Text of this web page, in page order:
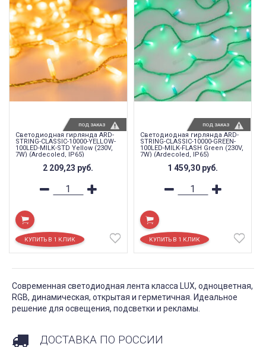
Светодиодная гирлянда ARD-
STRING-CLASSIC-10000-YELLOW-
100LED-MILK-STD Yellow (230V,
7W) (Ardecoled, IP65)
2 209,23 руб.
ПОД ЗАКАЗ
Светодиодная гирлянда ARD-
STRING-CLASSIC-10000-GREEN-
100LED-MILK-FLASH Green (230V,
7W) (Ardecoled, IP65)
1 459,30 руб.
ПОД ЗАКАЗ
Современная светодиодная лента класса LUX, одноцветная,
RGB, динамическая, открытая и герметичная. Идеальное
решение для освещения, подсветки и рекламы.
ДОСТАВКА ПО РОССИИ